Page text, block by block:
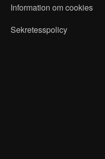
Information om cookies
Sekretesspolicy